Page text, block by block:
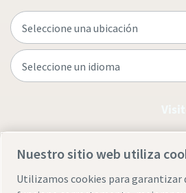
Nuestro sitio web utiliza
Utilizamos cookies para garantizar